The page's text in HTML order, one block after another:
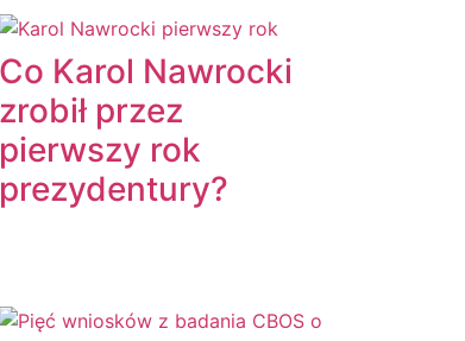
Co Karol Nawrocki
zrobił przez
pierwszy rok
prezydentury?